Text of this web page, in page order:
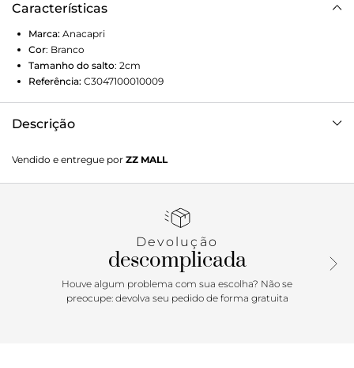
Características
Marca: Anacapri
Cor: Branco
Tamanho do salto: 2cm
Referência: C3047100010009
Descrição
texturizado na biqueira, bico redondo e atacadores brancos,
além de detalhe marrom no calcanhar. Em material similar
lazer, o tênis vai ser sua melhor aposta da estação.
tornar uma verdadeira sneakerhead. É calçar e se apaixonar!
Vendido e entregue por ZZ MALL
Devolução
descomplicada
Houve algum problema com sua escolha? Não se
preocupe: devolva seu pedido de forma gratuita